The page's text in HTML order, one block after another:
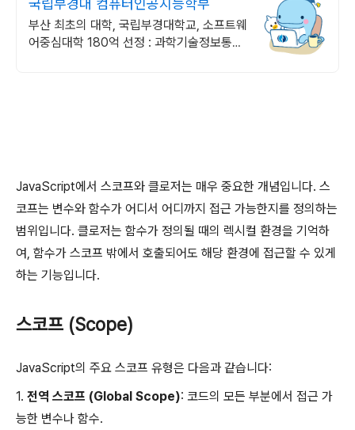
국립부경대 컴퓨터인공지능학부
부산 최초의 대학, 국립부경대학교, 소프트웨
어중심대학 180억 선정 : 과학기술정보통신
JavaScript에서 스코프와 클로저는 매우 중요한 개념입니다. 스
코프는 변수와 함수가 어디서 어디까지 접근 가능한지를 정의하는
범위입니다. 클로저는 함수가 정의될 때의 렉시컬 환경을 기억하
여, 함수가 스코프 밖에서 호출되어도 해당 환경에 접근할 수 있게
하는 기능입니다.
스코프 (Scope)
JavaScript의 주요 스코프 유형은 다음과 같습니다:
1. 전역 스코프 (Global Scope): 코드의 모든 부분에서 접근 가
능한 변수나 함수.